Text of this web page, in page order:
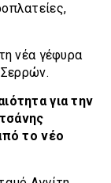
νέα γέφυρα
για την
το νέο